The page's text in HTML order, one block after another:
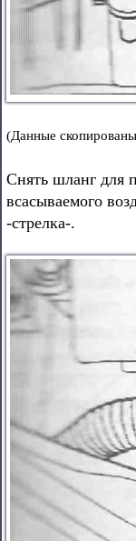
(Данные
Снять шланг для
всасываемого
-стрелка-.